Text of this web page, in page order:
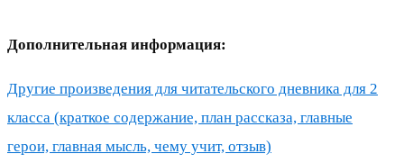
Дополнительная информация:
Другие произведения для читательского дневника для 2
класса (краткое содержание, план рассказа, главные
герои, главная мысль, чему учит, отзыв)